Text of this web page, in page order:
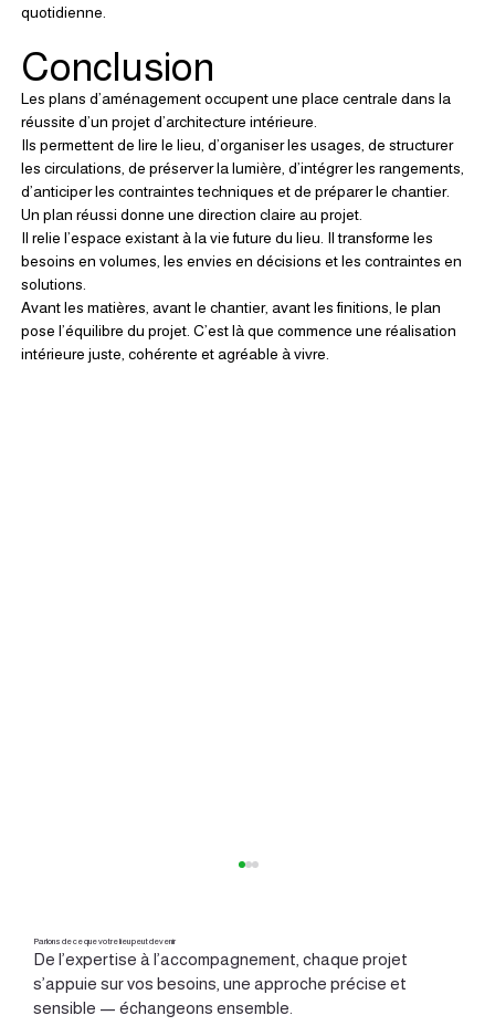
Parlons de ce que votre lieu peut devenir
De l’expertise à l’accompagnement, chaque projet
s’appuie sur vos besoins, une approche précise et
sensible — échangeons ensemble.
quotidienne.
Conclusion
Les plans d’aménagement occupent une place centrale dans la
réussite d’un projet d’architecture intérieure.
Ils permettent de lire le lieu, d’organiser les usages, de structurer
les circulations, de préserver la lumière, d’intégrer les rangements,
d’anticiper les contraintes techniques et de préparer le chantier.
Un plan réussi donne une direction claire au projet.
Il relie l’espace existant à la vie future du lieu. Il transforme les
besoins en volumes, les envies en décisions et les contraintes en
solutions.
Avant les matières, avant le chantier, avant les finitions, le plan
pose l’équilibre du projet. C’est là que commence une réalisation
intérieure juste, cohérente et agréable à vivre.